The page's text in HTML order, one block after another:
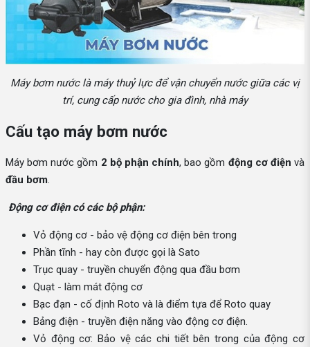
Máy bơm nước là máy thuỷ lực để vận chuyển nước giữa các vị
trí, cung cấp nước cho gia đình, nhà máy
Cấu tạo máy bơm nước
Máy bơm nước gồm 2 bộ phận chính, bao gồm động cơ điện và
đầu bơm
Động cơ điện có các bộ phận:
Vỏ động cơ - bảo vệ động cơ điện bên trong
Phần tĩnh - hay còn được gọi là Sato
Trục quay - truyền chuyển động qua đầu bơm
Quạt - làm mát động cơ
Bạc đạn - cố định Roto và là điểm tựa để Roto quay
Bảng điện - truyền điện năng vào động cơ điện.
Vỏ động cơ: Bảo vệ các chi tiết bên trong của động cơ